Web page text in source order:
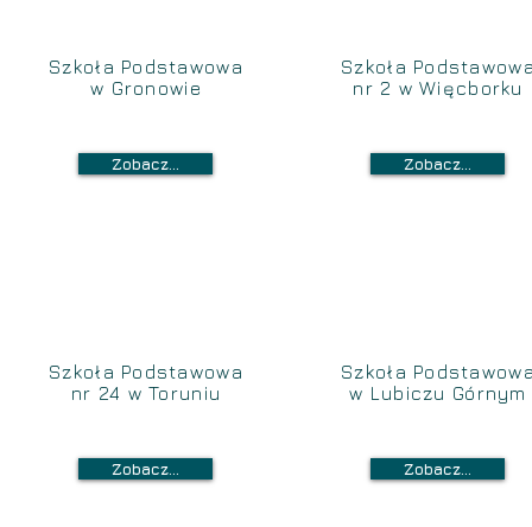
Szkoła Podstawowa
w Gronowie
Zobacz...
Szkoła Podstawowa
nr 24 w Toruniu
Zobacz...
Szkoła
nr 2 w Więcborku
Zobacz...
Szkoła
w Lubiczu Górnym
Zobacz...